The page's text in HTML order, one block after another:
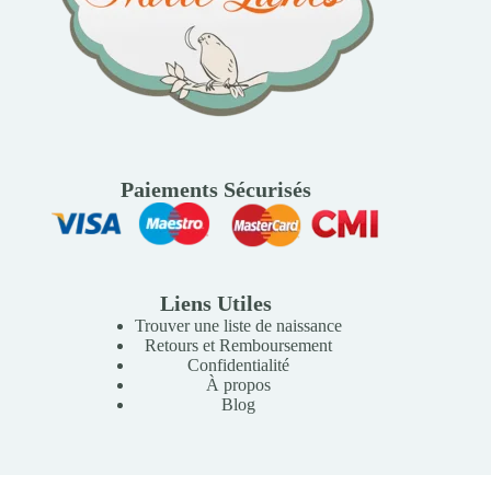
Paiements Sécurisés
Liens Utiles
Trouver une liste de naissance
Retours et Remboursement
Confidentialité
À propos
Blog